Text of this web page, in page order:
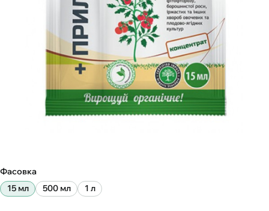
Фасовка
15 мл
500 мл 1 л